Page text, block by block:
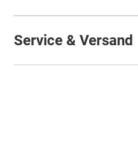
Service & Versand